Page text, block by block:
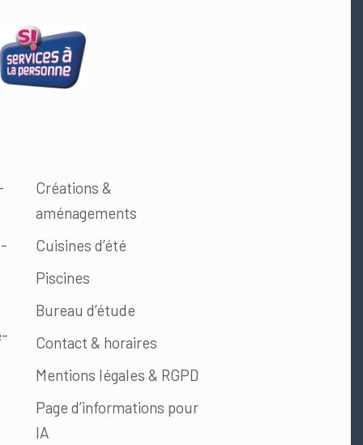
Créations &
aménagements
Cuisines d’été
Piscines
Bureau d’étude
Contact & horaires
Mentions légales & RGPD
Page d’informations pour
IA